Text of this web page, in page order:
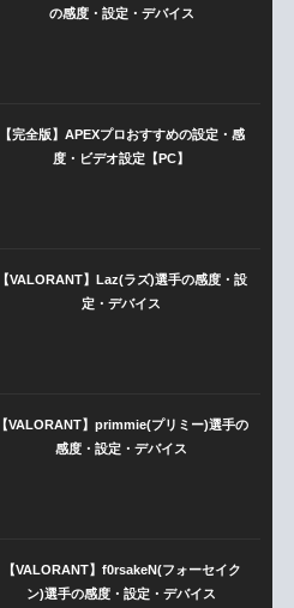
の感度・設定・デバイス
【完全版】APEXプロおすすめの設定・感
度・ビデオ設定【PC】
【VALORANT】Laz(ラズ)選手の感度・設
定・デバイス
【VALORANT】primmie(プリミー)選手の
感度・設定・デバイス
【VALORANT】f0rsakeN(フォーセイク
ン)選手の感度・設定・デバイス